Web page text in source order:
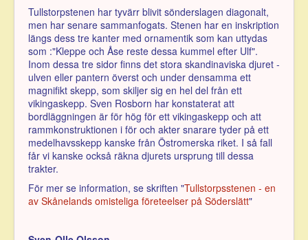
Tullstorpstenen har tyvärr blivit sönderslagen diagonalt,
men har senare sammanfogats. Stenen har en inskription
längs dess tre kanter med ornamentik som kan uttydas
som :"Kleppe och Åse reste dessa kummel efter Ulf".
Inom dessa tre sidor finns det stora skandinaviska djuret -
ulven eller pantern överst och under densamma ett
magnifikt skepp, som skiljer sig en hel del från ett
vikingaskepp. Sven Rosborn har konstaterat att
bordläggningen är för hög för ett vikingaskepp och att
rammkonstruktionen i för och akter snarare tyder på ett
medelhavsskepp kanske från Östromerska riket. I så fall
får vi kanske också räkna djurets ursprung till dessa
trakter.
För mer se information, se skriften "Tullstorpsstenen - en
av Skånelands omisteliga företeelser på Söderslätt"